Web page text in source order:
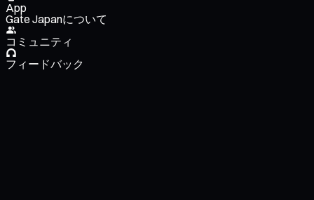
App
Gate Japanについて
コミュニティ
フィードバック